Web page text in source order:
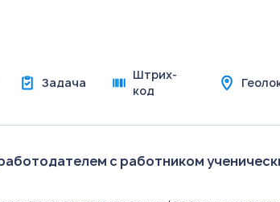
Задача
Штрих-
код
с работником